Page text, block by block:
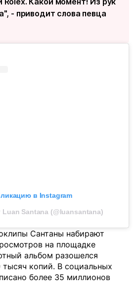
- приводит слова певца
в Instagram
Luan Santana (@luansantana)
Сантаны набирают
на площадке
альбом разошелся
копий. В социальных
более 35 миллионов